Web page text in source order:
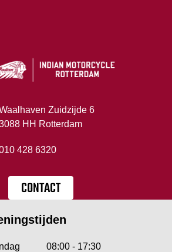
Zuidzijde 6
HH Rotterdam
428 6320
CONTACT
08:00 - 17:30